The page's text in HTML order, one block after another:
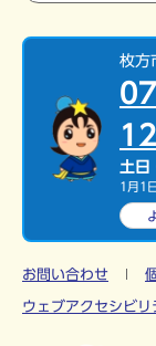
枚方
土日
1月1
お問い合わせ
ウェブアクセシビリ